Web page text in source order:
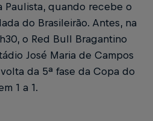
Paulista, quando recebe o
do Brasileirão. Antes, na
o Red Bull Bragantino
José Maria de Campos
da 5ª fase da Copa do
1 a 1.